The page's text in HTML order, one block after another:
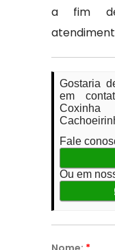
a fim
Gostaria
em
Fale
Ou em